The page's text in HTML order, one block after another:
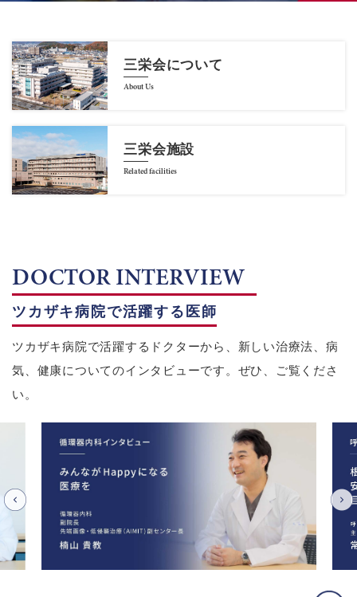
三栄会について
About Us
三栄会施設
Related facilities
DOCTOR INTERVIEW
ツカザキ病院で活躍する医師
ツカザキ病院で活躍するドクターから、新しい治療法、病
気、健康についてのインタビューです。ぜひ、ご覧くださ
い。